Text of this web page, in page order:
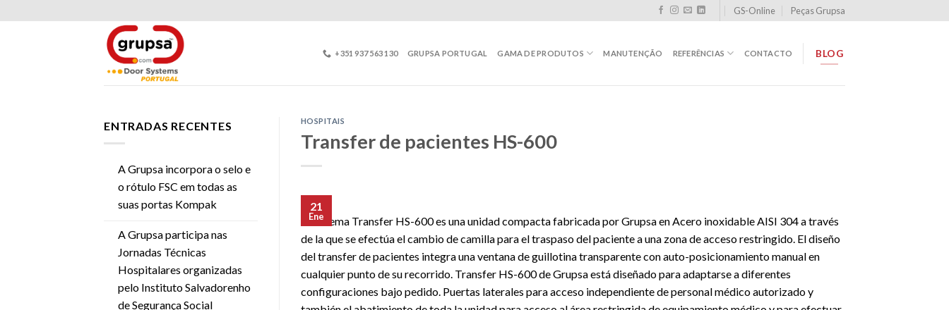
to
GS-Online Peças Grupsa
+351 937 563 130 GRUPSA PORTUGAL GAMA DE PRODUTOS MANUTENÇÃO REFERÊNCIAS CONTACTO BLOG
ENTRADAS RECENTES
A Grupsa incorpora o selo e
o rótulo FSC em todas as
suas portas Kompak
A Grupsa participa nas
Jornadas Técnicas
Hospitalares organizadas
pelo Instituto Salvadorenho
de Segurança Social
HOSPITAIS
Transfer de pacientes HS-600
21
Ene
El sistema Transfer HS-600 es una unidad compacta fabricada por Grupsa en Acero inoxidable AISI 304 a través
de la que se efectúa el cambio de camilla para el traspaso del paciente a una zona de acceso restringido. El diseño
del transfer de pacientes integra una ventana de guillotina transparente con auto-posicionamiento manual en
cualquier punto de su recorrido. Transfer HS-600 de Grupsa está diseñado para adaptarse a diferentes
configuraciones bajo pedido. Puertas laterales para acceso independiente de personal médico autorizado y